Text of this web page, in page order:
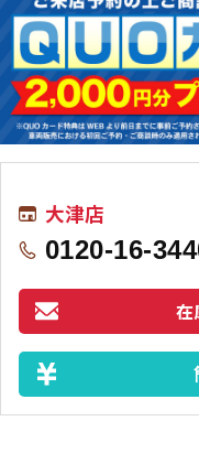
大津店
0120-16-
在